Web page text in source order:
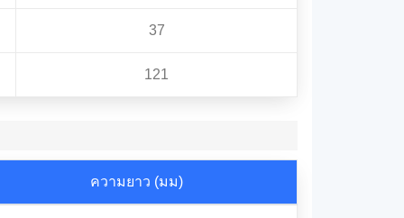
37
121
ความยาว (มม)